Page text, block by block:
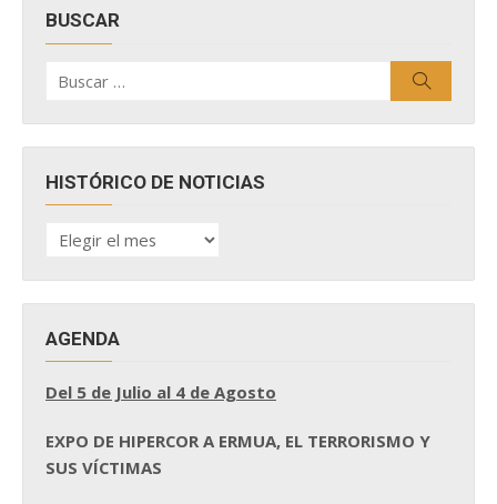
BUSCAR
por:
HISTÓRICO DE NOTICIAS
HISTÓRICO
DE
AGENDA
Del 5 de Julio al 4 de Agosto
EXPO DE HIPERCOR A ERMUA, EL TERRORISMO Y
SUS VÍCTIMAS